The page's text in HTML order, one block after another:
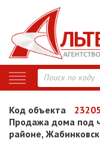
Код объекта
Продажа дома под
районе,